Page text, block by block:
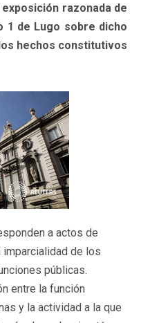
razonada de
1 de Lugo sobre dicho
hechos constitutivos
a actos de
de los
públicas.
entre la función
y la actividad a la que